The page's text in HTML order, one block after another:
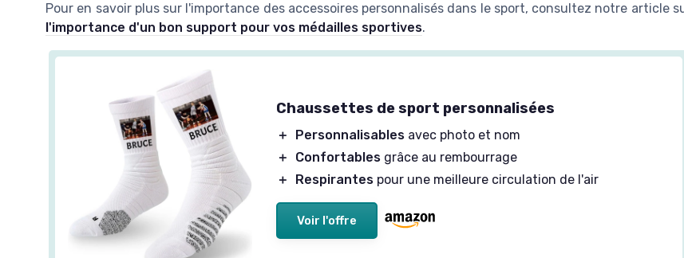
Pour en savoir plus sur l'importance des accessoires personnalisés dans le sport, consultez notre article
l'importance d'un bon support pour vos médailles sportives.
Chaussettes de sport personnalisées
＋ Personnalisables avec photo et nom
＋
Confortables grâce au rembourrage
＋
Respirantes pour une meilleure circulation de l'air
Voir l'offre